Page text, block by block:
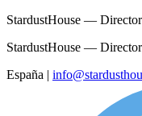
StardustHouse —
StardustHouse —
España |